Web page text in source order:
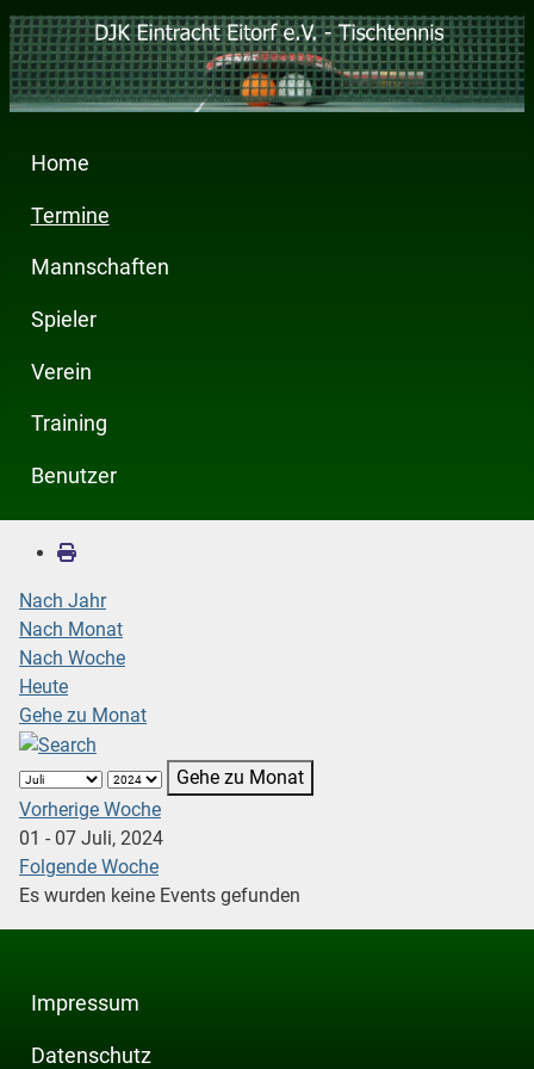
Home
Termine
Mannschaften
Spieler
Verein
Training
Benutzer
Nach Jahr
Nach Monat
Nach Woche
Heute
Gehe zu Monat
Gehe zu Monat
Vorherige Woche
01 - 07 Juli, 2024
Folgende Woche
Es wurden keine Events gefunden
Impressum
Datenschutz